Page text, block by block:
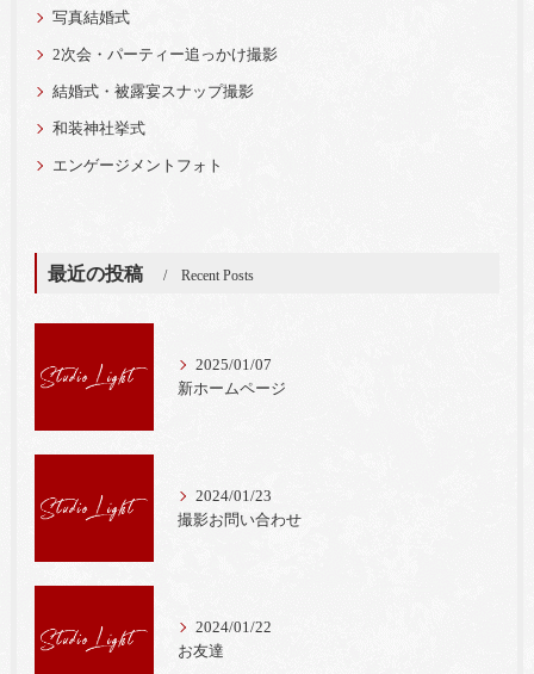
写真結婚式
2次会・パーティー追っかけ撮影
結婚式・被露宴スナップ撮影
和装神社挙式
エンゲージメントフォト
最近の投稿 Recent Posts
2025/01/07
新ホームページ
2024/01/23
撮影お問い合わせ
2024/01/22
お友達